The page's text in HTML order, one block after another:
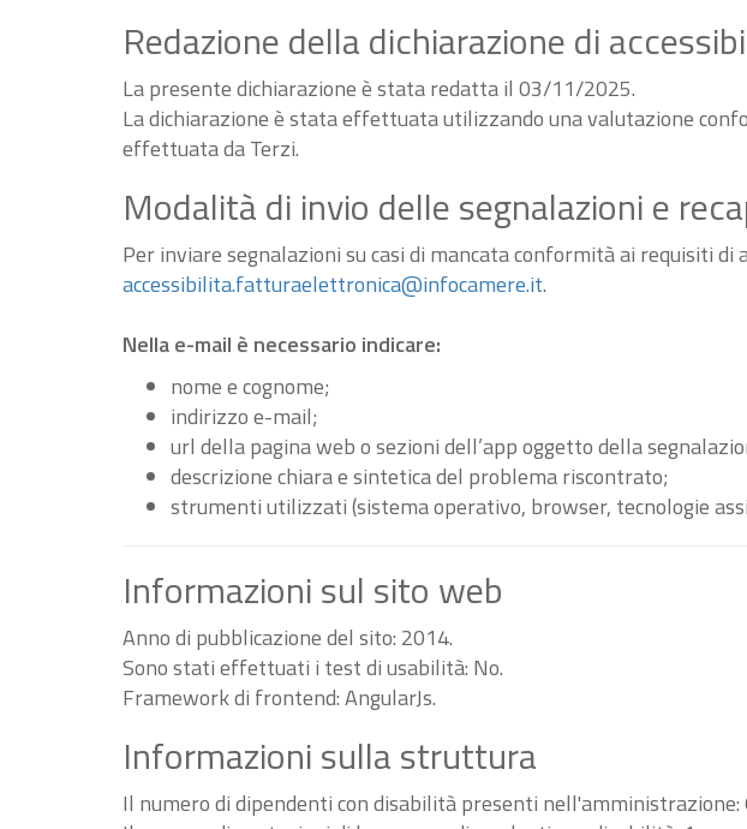
Redazione della dichiarazione di
La presente dichiarazione è stata redatta il 03/11/2025.
La dichiarazione è stata effettuata utilizzando una valutazione
effettuata da Terzi.
Modalità di invio delle segnalazioni e
Per inviare segnalazioni su casi di mancata conformità ai requisiti
accessibilita.fatturaelettronica@infocamere.it.
Nella e-mail è necessario indicare:
nome e cognome;
indirizzo e-mail;
url della pagina web o sezioni dell’app oggetto della
descrizione chiara e sintetica del problema riscontrato;
strumenti utilizzati (sistema operativo, browser, tecnologie
Informazioni sul sito web
Anno di pubblicazione del sito: 2014.
Sono stati effettuati i test di usabilità: No.
Framework di frontend: AngularJs.
Informazioni sulla struttura
Il numero di dipendenti con disabilità presenti nell'amministrazione: